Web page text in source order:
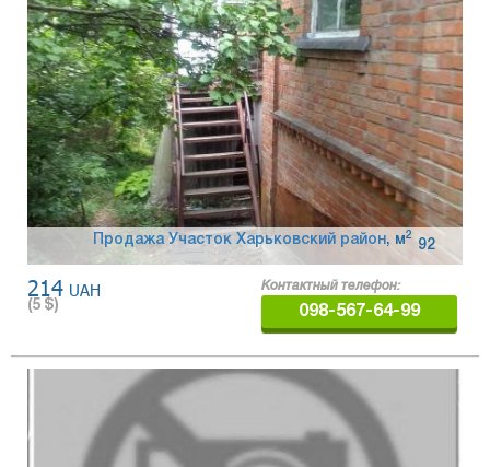
Продажа Участок Харьковский район , 92
м 2
214 UAH
(5 $)
Контактный телефон:
098-567-64-99